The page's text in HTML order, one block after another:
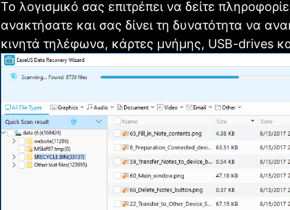
Το λογισμικό σας επιτρέπει να δείτε
ανακτήσατε και σας δίνει τη δυνατότητα να
κινητά τηλέφωνα, κάρτες μνήμης, USB-drives